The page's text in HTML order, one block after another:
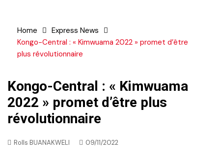
Home
Express News
Kongo-Central : « Kimwuama 2022 » promet d’être
plus révolutionnaire
Kongo-Central : « Kimwuama
2022 » promet d’être plus
révolutionnaire
Rolls BUANAKWELI 09/11/2022